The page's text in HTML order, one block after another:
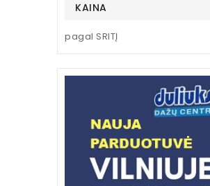
KAINA
pagal SRITĮ